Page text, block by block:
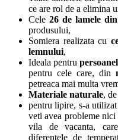
ce are rol de a elimina
Cele26 de lamele
produsului,
Somiera realizata cu
lemnului,
Ideala pentru
pentru cele care, din
petreaca mai multa
Materiale naturale,
pentru lipire, s-a
veti avea probleme nici
vila de vacanta,
diferentele de